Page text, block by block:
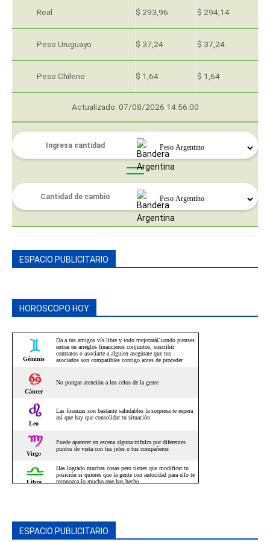
Real $ 293,96 $ 294,14
Peso Uruguayo $ 37,24 $ 37,24
Peso Chileno $ 1,64 $ 1,64
Actualizado: 07/08/2026 14:56:00
ESPACIO PUBLICITARIO
HOROSCOPO HOY
ESPACIO PUBLICITARIO